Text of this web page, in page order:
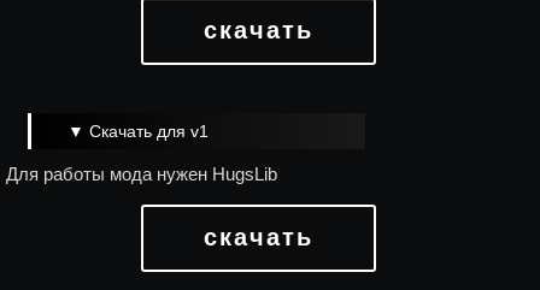
скачать
▼ Скачать для v1
Для работы мода нужен HugsLib
скачать